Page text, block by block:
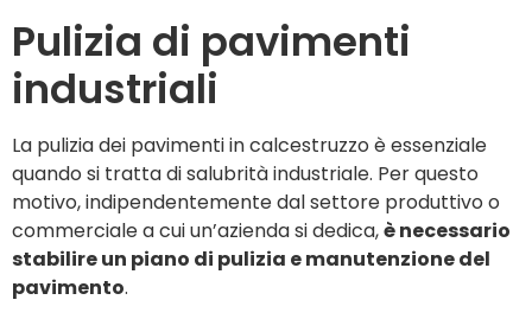
Pulizia di pavimenti
industriali
La pulizia dei pavimenti in calcestruzzo è essenziale
quando si tratta di salubrità industriale. Per questo
motivo, indipendentemente dal settore produttivo o
commerciale a cui un’azienda si dedica,è necessario
stabilire un piano di pulizia e manutenzione del
pavimento.